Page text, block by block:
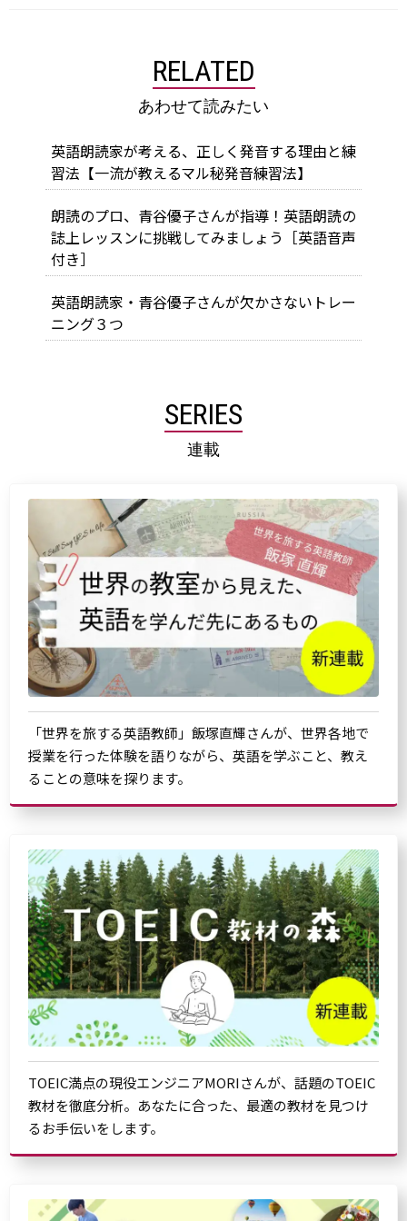
RELATED
あわせて読みたい
英語朗読家が考える、正しく発音する理由と練
習法【一流が教えるマル秘発音練習法】
朗読のプロ、青谷優子さんが指導！英語朗読の
誌上レッスンに挑戦してみましょう［英語音声
付き］
英語朗読家・青谷優子さんが欠かさないトレー
ニング３つ
SERIES
連載
「世界を旅する英語教師」飯塚直輝さんが、世界各地で
授業を行った体験を語りながら、英語を学ぶこと、教え
ることの意味を探ります。
TOEIC満点の現役エンジニアMORIさんが、話題のTOEIC
教材を徹底分析。あなたに合った、最適の教材を見つけ
るお手伝いをします。